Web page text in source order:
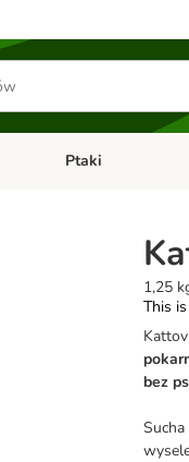
zwierzęta
Otwórz menu
Ptaki
1,25
This
bez